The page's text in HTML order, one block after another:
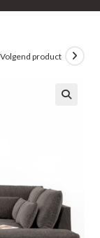
Volgend product